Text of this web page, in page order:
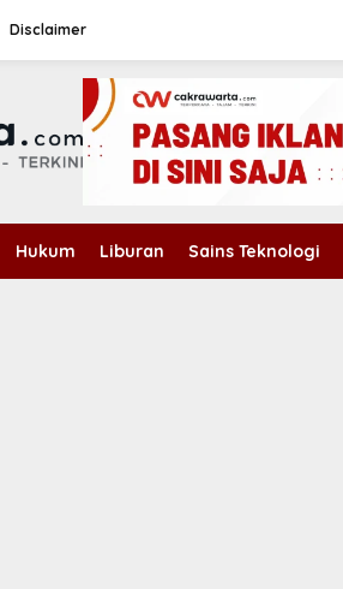
Disclaimer
Hukum Liburan Sains Teknologi